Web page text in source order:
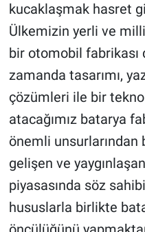
kucaklaşmak hasret
Ülkemizin yerli ve
bir otomobil fabrikası
zamanda tasarımı,
çözümleri ile bir
atacağımız batarya
önemli unsurlarından
gelişen ve
piyasasında söz
hususlarla birlikte